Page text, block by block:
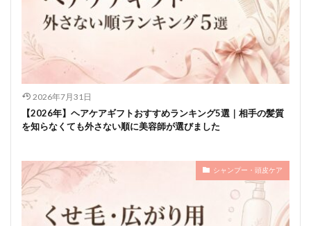
2026年7月31日
【2026年】ヘアケアギフトおすすめランキング5選｜相手の髪質
を知らなくても外さない順に美容師が選びました
シャンプー・頭皮ケア